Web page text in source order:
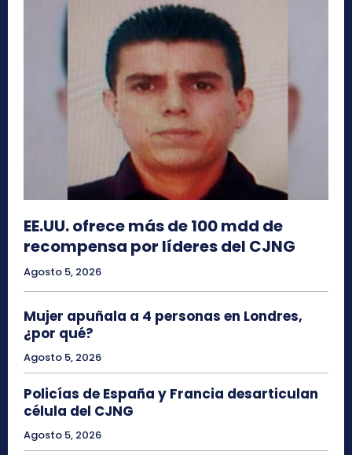
EE.UU. ofrece más de 100 mdd de
recompensa por líderes del CJNG
Agosto 5, 2026
Mujer apuñala a 4 personas en Londres,
¿por qué?
Agosto 5, 2026
Policías de España y Francia desarticulan
célula del CJNG
Agosto 5, 2026